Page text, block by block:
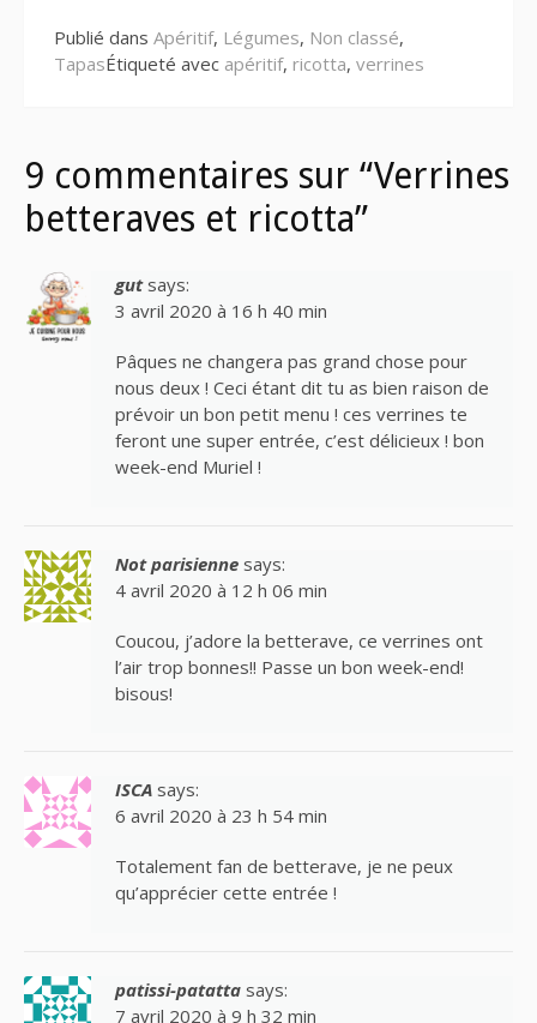
Publié dans Apéritif, Légumes, Non classé,
TapasÉtiqueté avec apéritif, ricotta, verrines
9 commentaires sur “Verrines
betteraves et ricotta”
gut says:
3 avril 2020 à 16 h 40 min
Pâques ne changera pas grand chose pour
nous deux ! Ceci étant dit tu as bien raison de
prévoir un bon petit menu ! ces verrines te
feront une super entrée, c’est délicieux ! bon
week-end Muriel !
Not parisienne says:
4 avril 2020 à 12 h 06 min
Coucou, j’adore la betterave, ce verrines ont
l’air trop bonnes!! Passe un bon week-end!
bisous!
ISCA says:
6 avril 2020 à 23 h 54 min
Totalement fan de betterave, je ne peux
qu’apprécier cette entrée !
patissi-patatta says:
7 avril 2020 à 9 h 32 min